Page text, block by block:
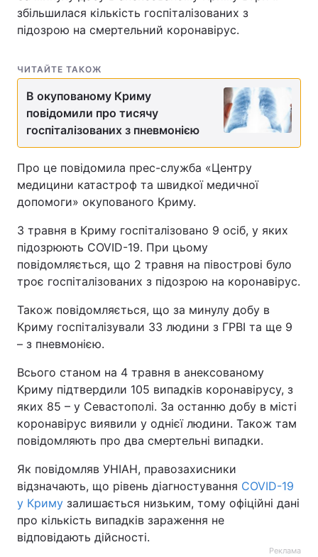
збільшилася кількість госпіталізованих з
підозрою на смертельний коронавірус.
ЧИТАЙТЕ ТАКОЖ
В окупованому Криму
повідомили про тисячу
госпіталізованих з пневмонією
Про це повідомила прес-служба «Центру
медицини катастроф та швидкої медичної
допомоги» окупованого Криму.
3 травня в Криму госпіталізовано 9 осіб, у яких
підозрюють COVID-19. При цьому
повідомляється, що 2 травня на півострові було
троє госпіталізованих з підозрою на коронавірус.
Також повідомляється, що за минулу добу в
Криму госпіталізували 33 людини з ГРВІ та ще 9
– з пневмонією.
Всього станом на 4 травня в анексованому
Криму підтвердили 105 випадків коронавірусу, з
яких 85 – у Севастополі. За останню добу в місті
коронавірус виявили у однієї людини. Також там
повідомляють про два смертельні випадки.
Як повідомляв УНІАН, правозахисники
відзначають, що рівень діагностування COVID-19
у Криму залишається низьким, тому офіційні дані
про кількість випадків зараження не
відповідають дійсності.
Реклама